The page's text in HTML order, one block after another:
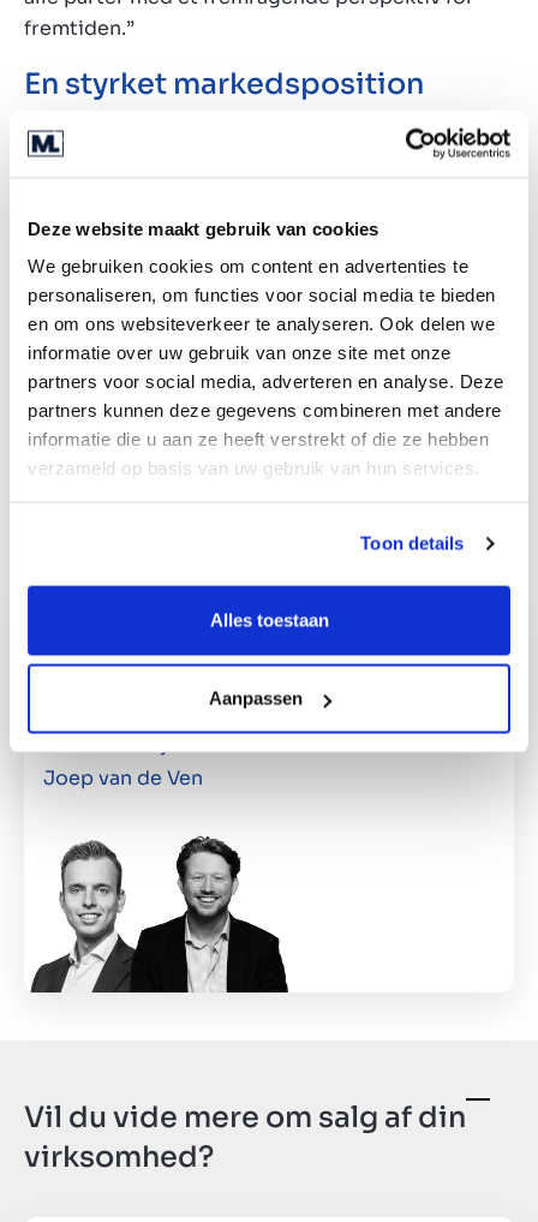
Deze website maakt gebruik van cookies
We gebruiken cookies om content en advertenties te
personaliseren, om functies voor social media te bieden
en om ons websiteverkeer te analyseren. Ook delen we
informatie over uw gebruik van onze site met onze
partners voor social media, adverteren en analyse. Deze
partners kunnen deze gegevens combineren met andere
informatie die u aan ze heeft verstrekt of die ze hebben
verzameld op basis van uw gebruik van hun services.
Toon details
Alles toestaan
Aanpassen
fremtiden.”
En styrket markedsposition
Overtagelsen bygger på et vellykket partnerskab
og åbner muligheder for fremtidig vækst. Menno
ZorgServicePunt+ sin markedsposition. Samtidig
får TeleAlarm et stærkere fodfæste på det
hollandske marked.” Kombinationen af
ZorgServicePunt+’s ekspertise inden for
serviceydelser og TeleAlarm’s ekspertise inden
for hardware og software skaber muligheder for,
at begge virksomheders kunder kan forbedre
livskvaliteten yderligere for mennesker med
behov for omsorg og pleje.
for denne transaktion:
Joep van de Ven
Vil du vide mere om salg af din
virksomhed?